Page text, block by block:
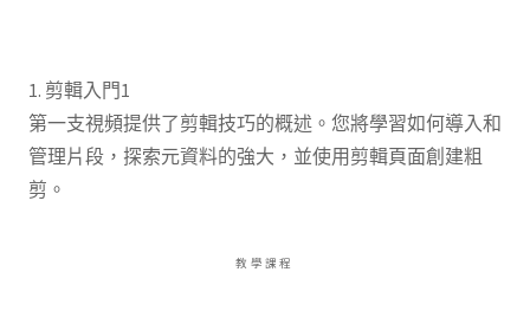
1. 剪輯入門1
第一支視頻提供了剪輯技巧的概述。您將學習如何導入和
管理片段，探索元資料的強大，並使用剪輯頁面創建粗
剪。
教學課程